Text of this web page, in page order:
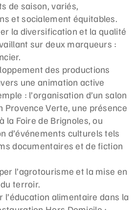
de saison, variés,
et socialement équitables.
la diversification et la qualité
sur deux marqueurs :
des productions
une animation active
: l’organisation d’un salon
Provence Verte, une présence
la Foire de Brignoles, ou
d’événements culturels tels
documentaires et de fiction
l’agrotourisme et la mise en
terroir.
l’éducation alimentaire dans la